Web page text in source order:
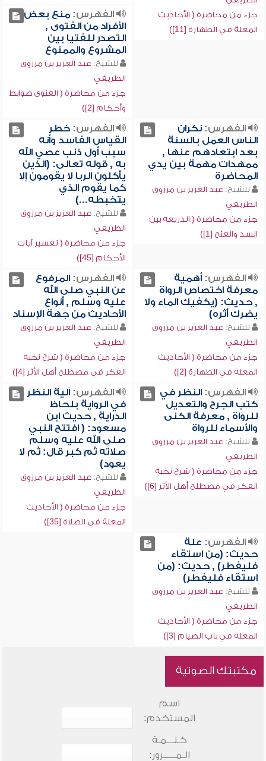
جزء من محاضرة ( الأحاديث
المعلة في الطهارة [11])
الفهرس:منع بعض
الأفراد من الفتوى ,
التصدر للفتيا بين
المشروع والممنوع
للشيخ: عبد العزيز بن مرزوق
الطريفي
جزء من محاضرة ( الفتوى ضوابط
وأحكام [2])
الفهرس:نكران
الناس العمل بالسنة
بعد ابتعادهم عنها ,
ممهدات مهمة بين يدي
المحاضرة
للشيخ: عبد العزيز بن مرزوق
الطريفي
جزء من محاضرة ( الذريعة بين
السد والفتح [1])
الفهرس:خطر
القياس الفاسد وأنه
سبب أول ذنب عصي الله
به , قوله تعالى: (الذين
يأكلون الربا لا يقومون إلا
كما يقوم الذي
يتخبطه...)
للشيخ: عبد العزيز بن مرزوق
الطريفي
جزء من محاضرة ( تفسير آيات
الأحكام [45])
الفهرس:أهمية
معرفة اختصاص الرواة
, حديث: (يكفيك الماء ولا
يضرك أثره)
للشيخ: عبد العزيز بن مرزوق
الطريفي
جزء من محاضرة ( الأحاديث
المعلة في الطهارة [2])
الفهرس:المرفوع
عن النبي صلى الله
عليه وسلم , أنواع
الأحاديث من جهة الإسناد
للشيخ: عبد العزيز بن مرزوق
الطريفي
جزء من محاضرة ( شرح نخبة
الفكر في مصطلح أهل الأثر [4])
الفهرس:النظر في
كتب الجرح والتعديل
للرواة , معرفة الكنى
والأسماء للرواة
للشيخ: عبد العزيز بن مرزوق
الطريفي
جزء من محاضرة ( شرح نخبة
الفكر في مصطلح أهل الأثر [6])
الفهرس:آلية النظر
في الرواية بلحاظ
الدراية , حديث ابن
مسعود: ( افتتح النبي
صلى الله عليه وسلم
صلاته ثم كبر قال: ثم لا
يعود)
للشيخ: عبد العزيز بن مرزوق
الطريفي
جزء من محاضرة ( الأحاديث
المعلة في الصلاة [35])
الفهرس: علة
حديث: (من استقاء
فليفطر) , حديث: (من
استقاء فليفطر)
للشيخ: عبد العزيز بن مرزوق
الطريفي
جزء من محاضرة ( الأحاديث
المعلة في باب الصيام [3])
مكتبتك الصوتية
اسم
المستخدم:
كـلـــمـة
الـمـــــرور: